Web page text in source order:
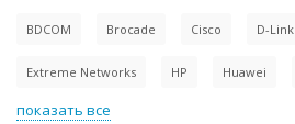
BDCOM Brocade Cisco D-Link
Extreme Networks HP Huawei
показать все